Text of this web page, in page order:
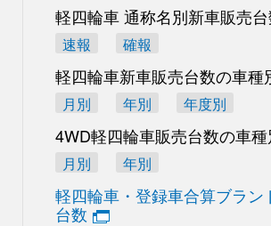
軽四輪車 通称名別新車販売
速報 確報
軽四輪車新車販売台数の車種
月別 年別 年度別
4WD軽四輪車販売台数の車
月別 年別
軽四輪車・登録車合算ブラン
台数